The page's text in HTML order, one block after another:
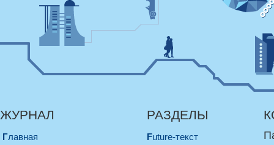
ЖУРНАЛ
Главная
РАЗДЕЛЫ
Future-текст